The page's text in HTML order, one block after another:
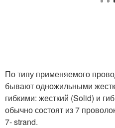
По типу применяемого
бывают одножильными
гибкими: жесткий (Solid) и
обычно состоят из 7
7- strand.